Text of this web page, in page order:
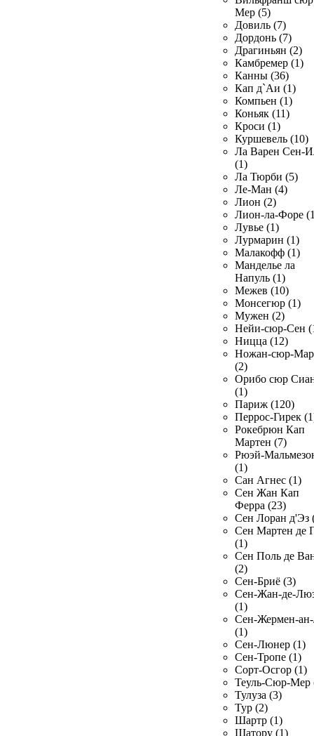
Мер (5)
Довиль (7)
Дордонь (7)
Драгиньян (2)
Камбремер (1)
Канны (36)
Кап д`Аи (1)
Компьен (1)
Коньяк (11)
Кроси (1)
Куршевель (10)
Ла Варен Сен-
(1)
Ла Тюрби (5)
Ле-Ман (4)
Лион (2)
Лион-ла-Форе
Лувье (1)
Лурмарин (1)
Малакофф (1)
Манделье ла
Напуль (1)
Межев (10)
Монсегюр (1)
Мужен (2)
Нейи-сюр-Сен
Ницца (12)
Ножан-сюр-
(2)
Орибо сюр
(1)
Париж (120)
Перрос-Гирек
Рокебрюн Кап
Мартен (7)
Рюэй-
(1)
Сан Агнес (1)
Сен Жан Кап
Ферра (23)
Сен Лоран д'Эз
Сен Мартен де
(1)
Сен Поль де
(2)
Сен-Бриё (3)
Сен-Жан-де-
(1)
Сен-Жермен-
(1)
Сен-Люнер (1)
Сен-Тропе (1)
Сорт-Осгор (1)
Теуль-Сюр-Мер
Тулуза (3)
Тур (2)
Шартр (1)
Шатору (1)